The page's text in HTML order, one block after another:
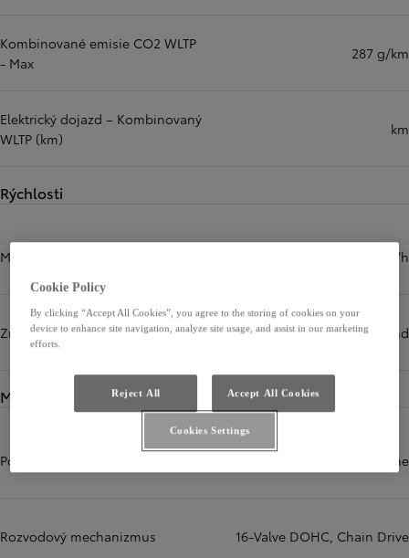
Kombinované emisie CO2 WLTP
- Max
287 g/km
Elektrický dojazd – Kombinovaný
WLTP (km)
km
Rýchlosti
Maximálna rýchlosť 170 km/h
Zrýchlenie z 0 na 100 km/h 12,3 sekúnd
Motory
Počet valcov 4 cylinder, in line
Rozvodový mechanizmus 16-Valve DOHC, Chain Drive
Cookie Policy
By clicking “Accept All Cookies”, you agree to the storing of cookies on your
device to enhance site navigation, analyze site usage, and assist in our marketing
efforts.
Reject All Accept All Cookies
Cookies Settings